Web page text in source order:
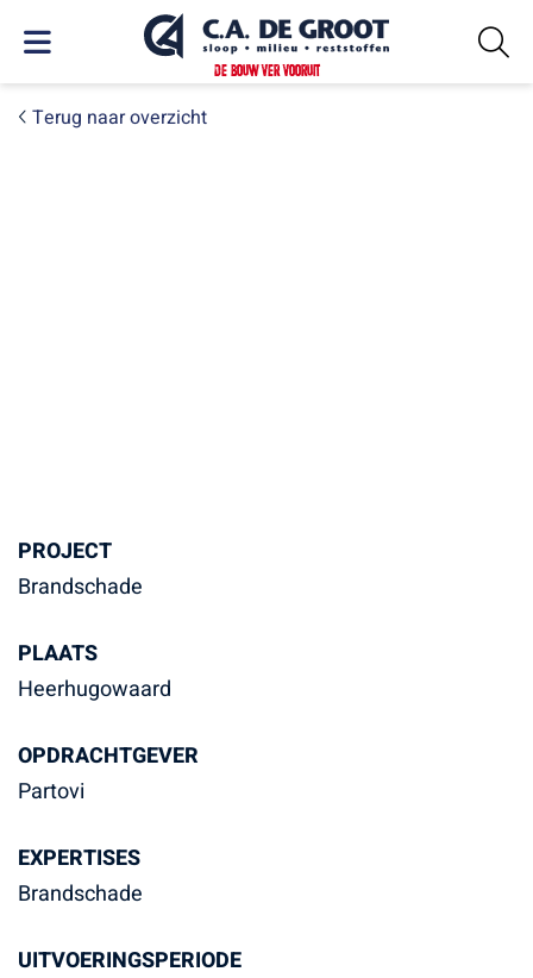
DE BOUW VER VOORUIT
Terug naar overzicht
PROJECT
Brandschade
PLAATS
Heerhugowaard
OPDRACHTGEVER
Partovi
EXPERTISES
Brandschade
UITVOERINGSPERIODE